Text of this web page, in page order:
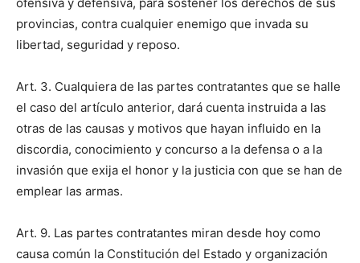
provincias, contra cualquier enemigo que invada su
libertad, seguridad y reposo.
Art. 3. Cualquiera de las partes contratantes que se halle
el caso del artículo anterior, dará cuenta instruida a las
otras de las causas y motivos que hayan influido en la
discordia, conocimiento y concurso a la defensa o a la
invasión que exija el honor y la justicia con que se han de
emplear las armas.
Art. 9. Las partes contratantes miran desde hoy como
causa común la Constitución del Estado y organización